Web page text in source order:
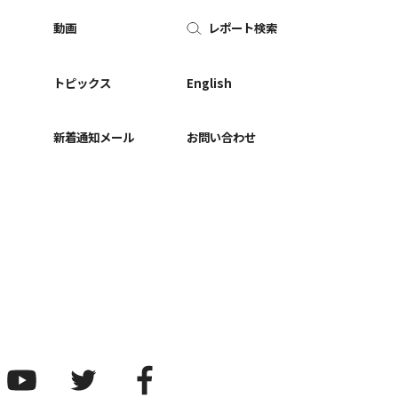
動画
トピックス
新着通知メール
レポート検索
English
お問い合わせ